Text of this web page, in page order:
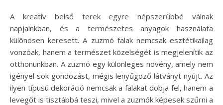
A kreatív belső terek egyre népszerűbbé válnak
napjainkban, és a természetes anyagok használata
különösen keresett. A zuzmó falak nemcsak esztétikailag
vonzóak, hanem a természet közelségét is megjelenítik az
otthonunkban. A zuzmó egy különleges növény, amely nem
igényel sok gondozást, mégis lenyűgöző látványt nyújt. Az
ilyen típusú dekoráció nemcsak a falakat dobja fel, hanem a
levegőt is tisztábbá teszi, mivel a zuzmók képesek szűrni a